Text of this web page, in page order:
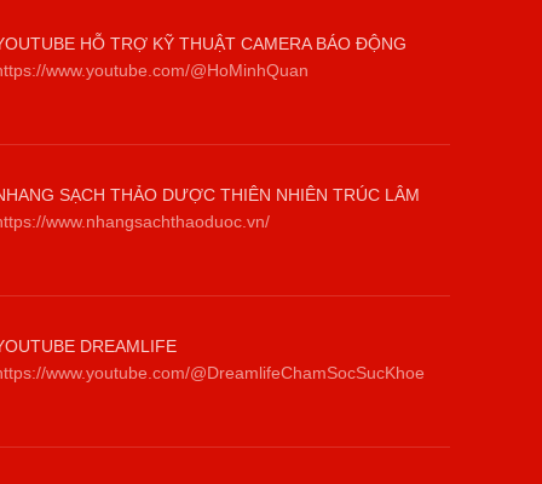
HỖ TRỢ KỸ THUẬT CAMERA BÁO ĐỘNG
www.youtube.com/@HoMinhQuan
SẠCH THẢO DƯỢC THIÊN NHIÊN TRÚC LÂM
www.nhangsachthaoduoc.vn/
DREAMLIFE
www.youtube.com/@DreamlifeChamSocSucKhoe